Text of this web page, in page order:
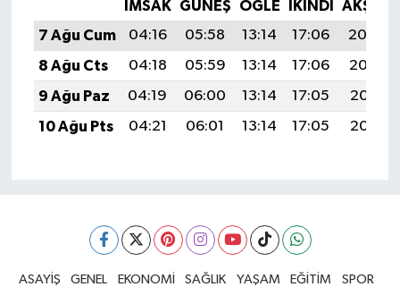
İMSAK GÜNEŞ ÖĞLE İKINDI
AKŞAM
7 Ağu Cum
04:16 05:58 13:14 17:06
20:20
8 Ağu Cts
04:18 05:59 13:14 17:06
20:19
9 Ağu Paz
04:19 06:00 13:14 17:05
20:18
10 Ağu Pts
04:21 06:01 13:14 17:05 20:17
ASAYİŞ GENEL EKONOMİ SAĞLIK YAŞAM EĞİTİM
SPOR